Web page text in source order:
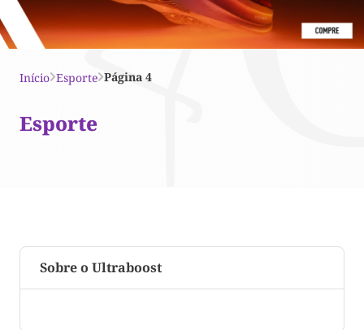
Início Esporte Página 4
Esporte
Sobre o Ultraboost